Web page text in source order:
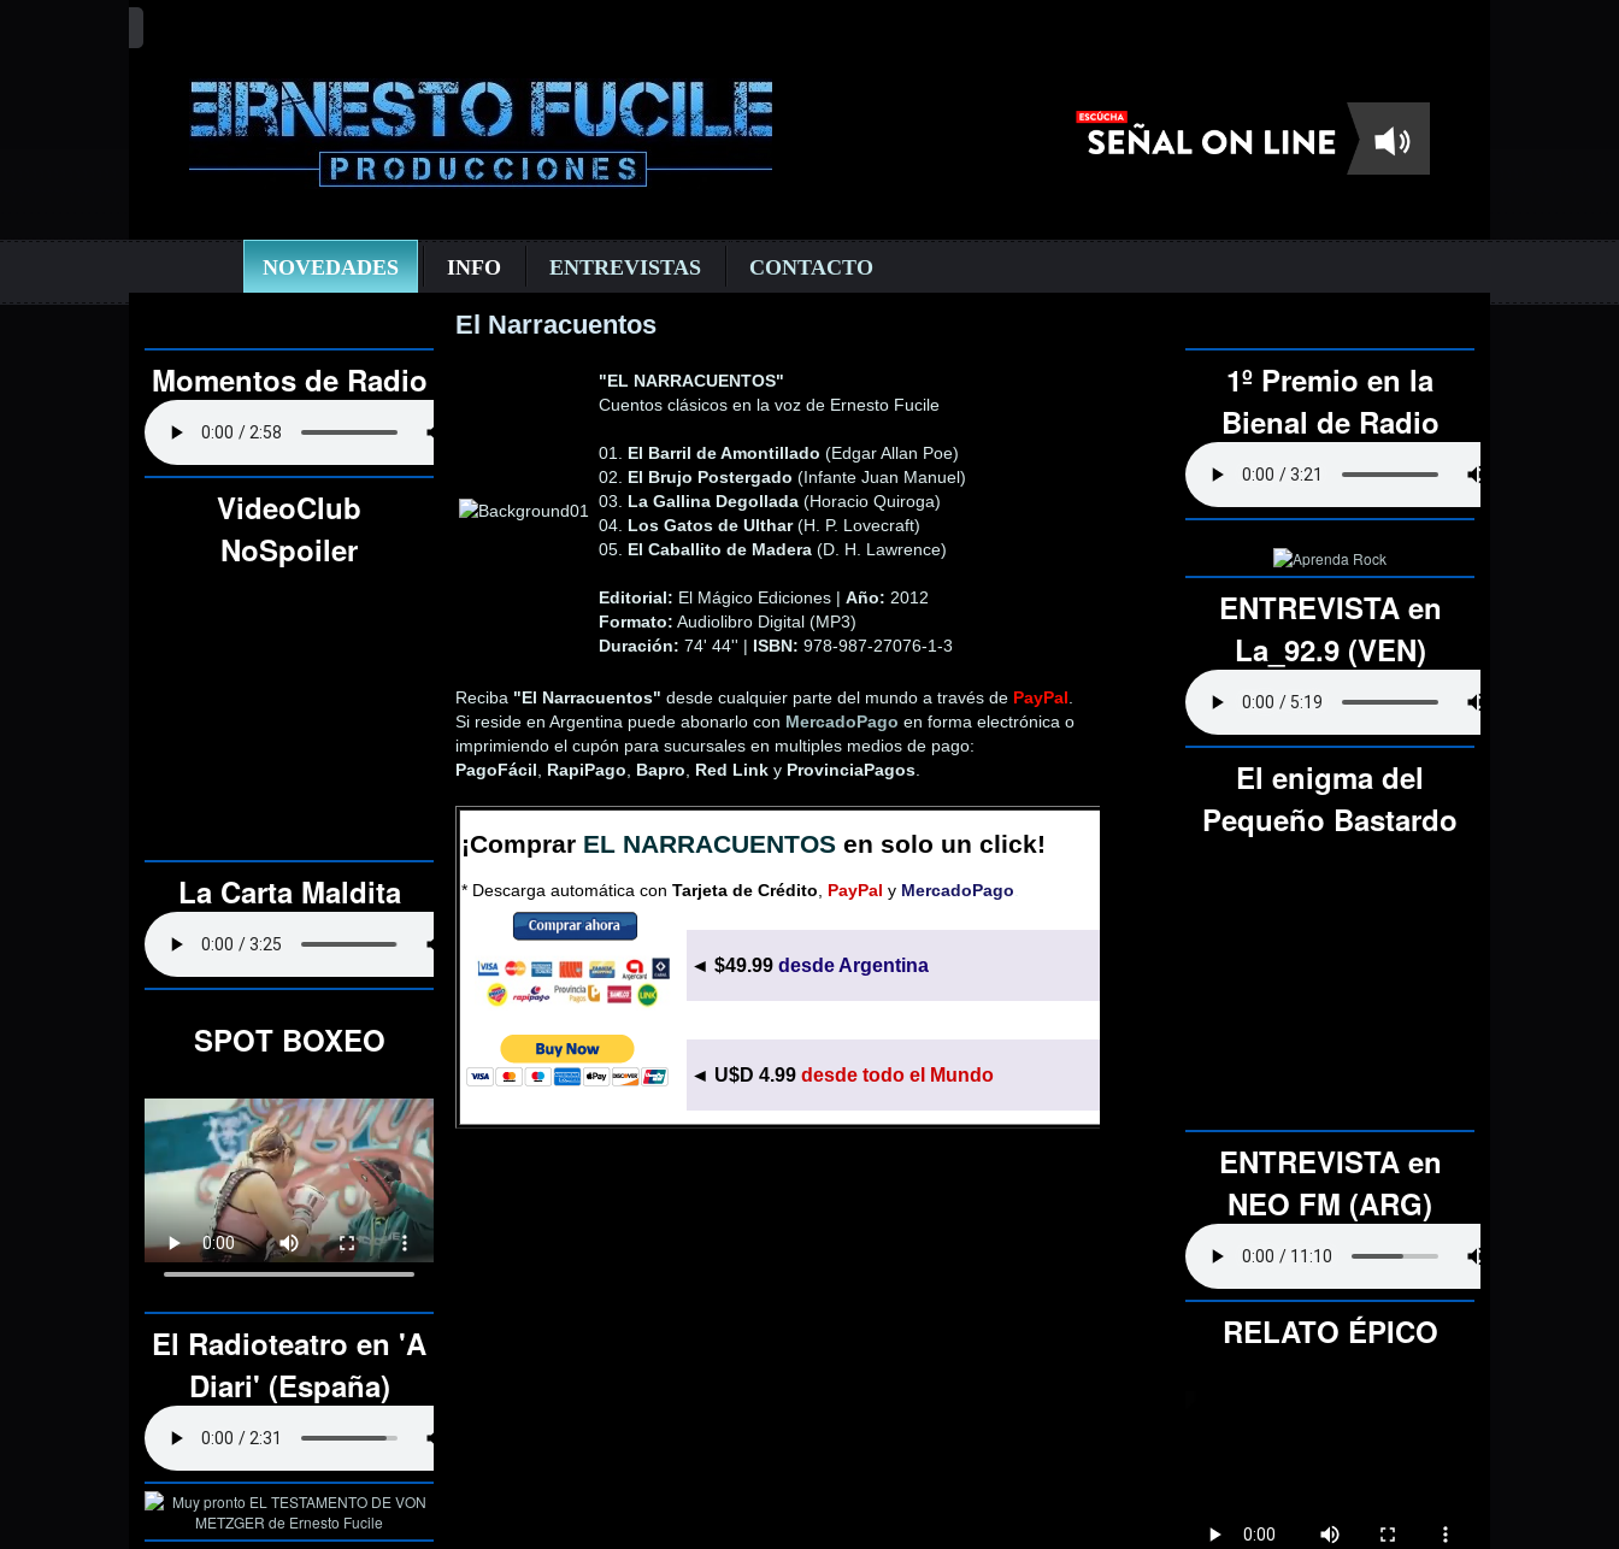
NOVEDADES INFO ENTREVISTAS CONTACTO
Momentos de Radio
VideoClub
NoSpoiler
La Carta Maldita
SPOT BOXEO
El Radioteatro en 'A
Diari' (España)
El Narracuentos
"EL NARRACUENTOS"
Cuentos clásicos en la voz de Ernesto Fucile
01. El Barril de Amontillado (Edgar Allan Poe)
02. El Brujo Postergado (Infante Juan Manuel)
03. La Gallina Degollada (Horacio Quiroga)
04. Los Gatos de Ulthar(H. P. Lovecraft)
05. El Caballito de Madera (D. H. Lawrence)
Editorial: El Mágico Ediciones | Año: 2012
Formato: Audiolibro Digital (MP3)
Duración: 74' 44'' | ISBN: 978-987-27076-1-3
Reciba "El Narracuentos" desde cualquier parte del mundo a través de PayPal
Si reside en Argentina puede abonarlo con MercadoPago en forma electrónica o
imprimiendo el cupón para sucursales en multiples medios de pago:
PagoFácil
RapiPago Bapro Red Link y ProvinciaPagos
¡Comprar EL NARRACUENTOS en solo un click!
* Descarga automática con Tarjeta de Crédito PayPal y MercadoPago
◄ $49.99 desde Argentina
◄ U$D 4.99 desde todo el Mundo
1º Premio en la
Bienal de Radio
ENTREVISTA en
La_92.9 (VEN)
El enigma del
Pequeño Bastardo
ENTREVISTA en
NEO FM (ARG)
RELATO ÉPICO